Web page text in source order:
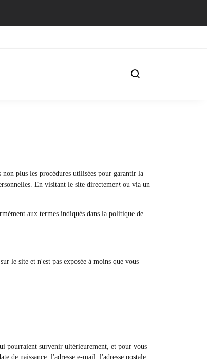
plus les procédures utilisées pour garantir la
En visitant le site directement ou via un
aux termes indiqués dans la politique de
le site et n'est pas exposée à moins que vous
pourraient survenir ultérieurement, et pour vous
de naissance, l'adresse e-mail, l'adresse postale,